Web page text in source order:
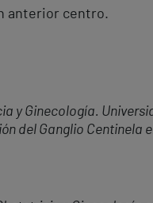
anterior centro.
y Ginecología.
del Ganglio Centinela